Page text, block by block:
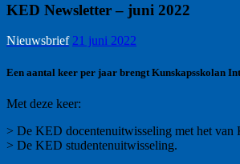
KED Newsletter – juni 2022
Nieuwsbrief 21 juni 2022
Een aantal keer per jaar brengt Kunskapsskolan
Met deze keer:
> De KED docentenuitwisseling met het
> De KED studentenuitwisseling.